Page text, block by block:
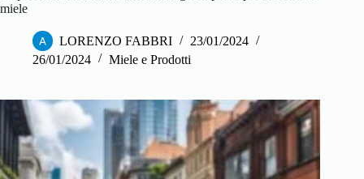
miele
LORENZO FABBRI
23/01/2024
26/01/2024
Miele e Prodotti